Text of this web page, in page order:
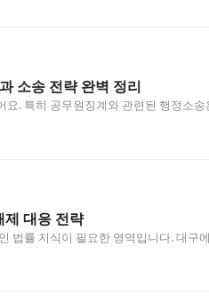
소송 전략 완벽 정리
. 특히 공무원징계와 관련된 행정소
대응 전략
법률 지식이 필요한 영역입니다. 대구